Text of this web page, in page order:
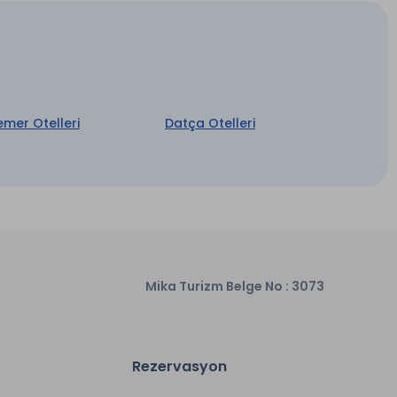
ile keyif aldıkları bir yer sunuyor. (09:00 -
Otelleri Datça Otelleri
Mika Turizm Belge No : 3073
Rezervasyon